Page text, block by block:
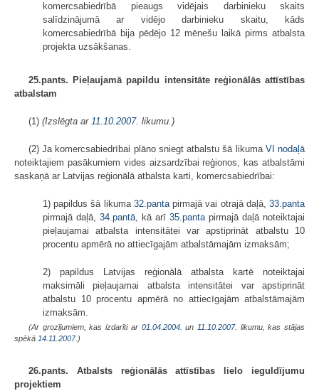
komercsabiedrībā pieaugs vidējais darbinieku skaits
salīdzinājumā ar vidējo darbinieku skaitu, kāds
komercsabiedrībā bija pēdējo 12 mēnešu laikā pirms atbalsta
projekta uzsākšanas.
25.pants. Pieļaujamā papildu intensitāte reģionālās attīstības
atbalstam
(1) (Izslēgta ar 11.10.2007. likumu.)
(2) Ja komercsabiedrībai plāno sniegt atbalstu šā likumaVI nodaļā
noteiktajiem pasākumiem vides aizsardzībai reģionos, kas atbalstāmi
saskaņā ar Latvijas reģionālā atbalsta karti, komercsabiedrībai:
1) papildus šā likuma 32.pantapirmajā vai otrajā daļā,33.panta
pirmajā daļā, 34.pantā, kā arī 35.pantapirmajā daļā noteiktajai
pieļaujamai atbalsta intensitātei var apstiprināt atbalstu 10
procentu apmērā no attiecīgajām atbalstāmajām izmaksām;
2) papildus Latvijas reģionālā atbalsta kartē noteiktajai
maksimāli pieļaujamai atbalsta intensitātei var apstiprināt
atbalstu 10 procentu apmērā no attiecīgajām atbalstāmajām
izmaksām.
(Ar grozījumiem, kas izdarīti ar 01.04.2004. un 11.10.2007. likumu, kas stājas
spēkā 14.11.2007. )
26.pants. Atbalsts reģionālās attīstības lielo ieguldījumu
projektiem